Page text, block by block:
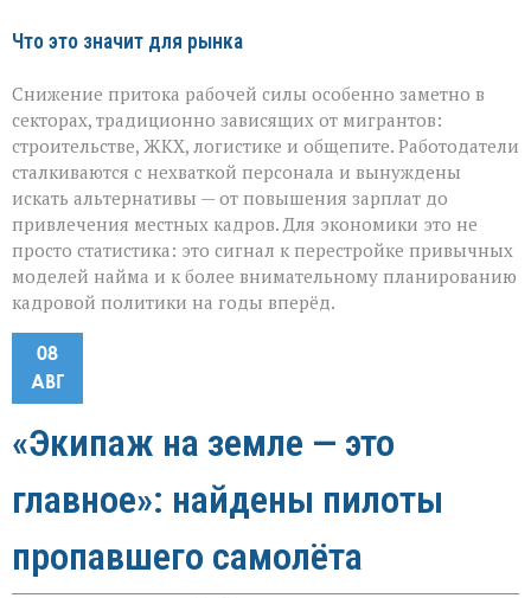
Что это значит для рынка
Снижение притока рабочей силы особенно заметно в
секторах, традиционно зависящих от мигрантов:
строительстве, ЖКХ, логистике и общепите. Работодатели
сталкиваются с нехваткой персонала и вынуждены
искать альтернативы — от повышения зарплат до
привлечения местных кадров. Для экономики это не
просто статистика: это сигнал к перестройке привычных
моделей найма и к более внимательному планированию
кадровой политики на годы вперёд.
08
АВГ
«Экипаж на земле — это
главное»: найдены пилоты
пропавшего самолёта